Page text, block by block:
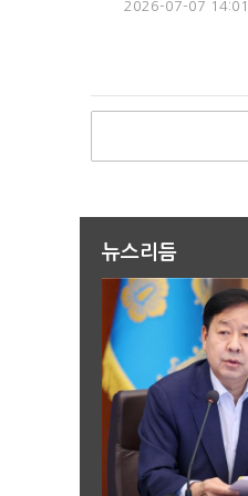
2026-07-07 14:01
뉴스리듬